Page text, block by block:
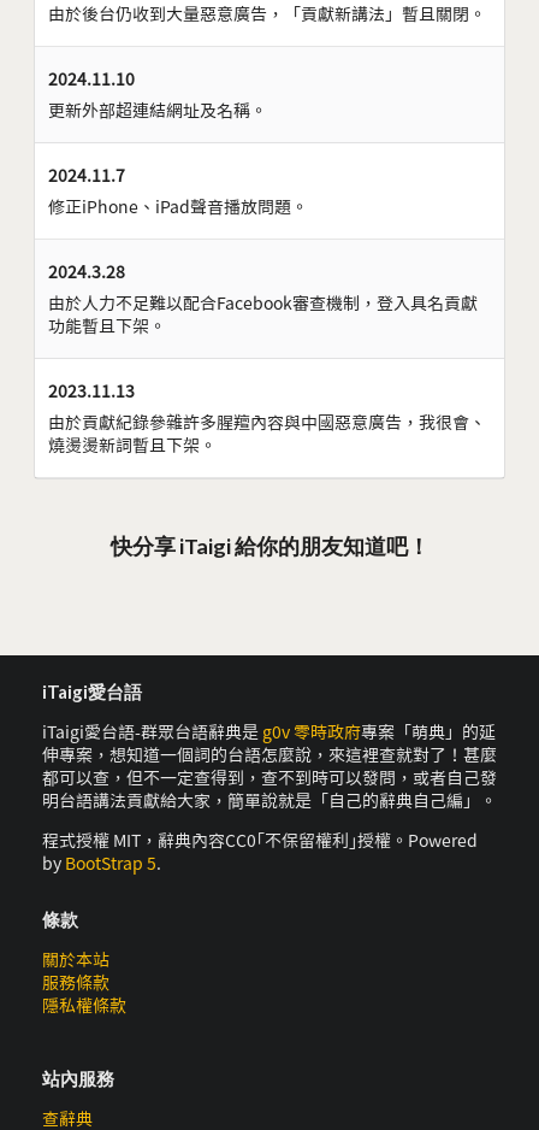
由於後台仍收到大量惡意廣告，「貢獻新講法」暫且關閉。
2024.11.10
更新外部超連結網址及名稱。
2024.11.7
修正iPhone、iPad聲音播放問題。
2024.3.28
由於人力不足難以配合Facebook審查機制，登入具名貢獻
功能暫且下架。
2023.11.13
由於貢獻紀錄參雜許多腥羶內容與中國惡意廣告，我很會、
燒燙燙新詞暫且下架。
快分享 iTaigi 給你的朋友知道吧！
iTaigi愛台語
iTaigi愛台語-群眾台語辭典是 g0v 零時政府專案「萌典」的延
伸專案，想知道一個詞的台語怎麼說，來這裡查就對了！甚麼
都可以查，但不一定查得到，查不到時可以發問，或者自己發
明台語講法貢獻給大家，簡單說就是「自己的辭典自己編」。
程式授權 MIT，辭典內容CC0｢不保留權利｣授權。Powered
by BootStrap 5.
條款
關於本站
服務條款
隱私權條款
站內服務
查辭典